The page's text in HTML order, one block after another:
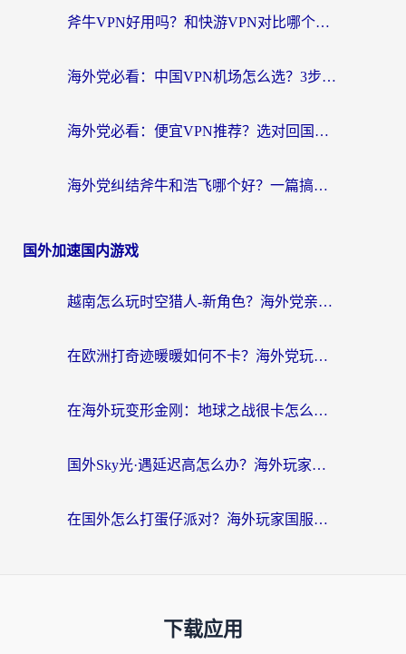
斧牛VPN好用吗？和快游VPN对比哪个回国效果更好？马来西亚留学生亲测分享
海外党必看：中国VPN机场怎么选？3步教你无缝访问国内资源（附避坑指南）
海外党必看：便宜VPN推荐？选对回国加速器才能无缝刷国内剧玩国服
海外党纠结斧牛和浩飞哪个好？一篇搞定回国加速器选择+无缝访问国内资源指南
国外加速国内游戏
越南怎么玩时空猎人-新角色？海外党亲测有效的国服游戏加速指南
在欧洲打奇迹暖暖如何不卡？海外党玩国服游戏的终极加速攻略
在海外玩变形金刚：地球之战很卡怎么办？老玩家亲测的加速器指南，解决卡顿烦恼
国外Sky光·遇延迟高怎么办？海外玩家国服游戏加速终极指南（附实测技巧）
在国外怎么打蛋仔派对？海外玩家国服游戏加速避坑指南（附实测推荐）
下载应用